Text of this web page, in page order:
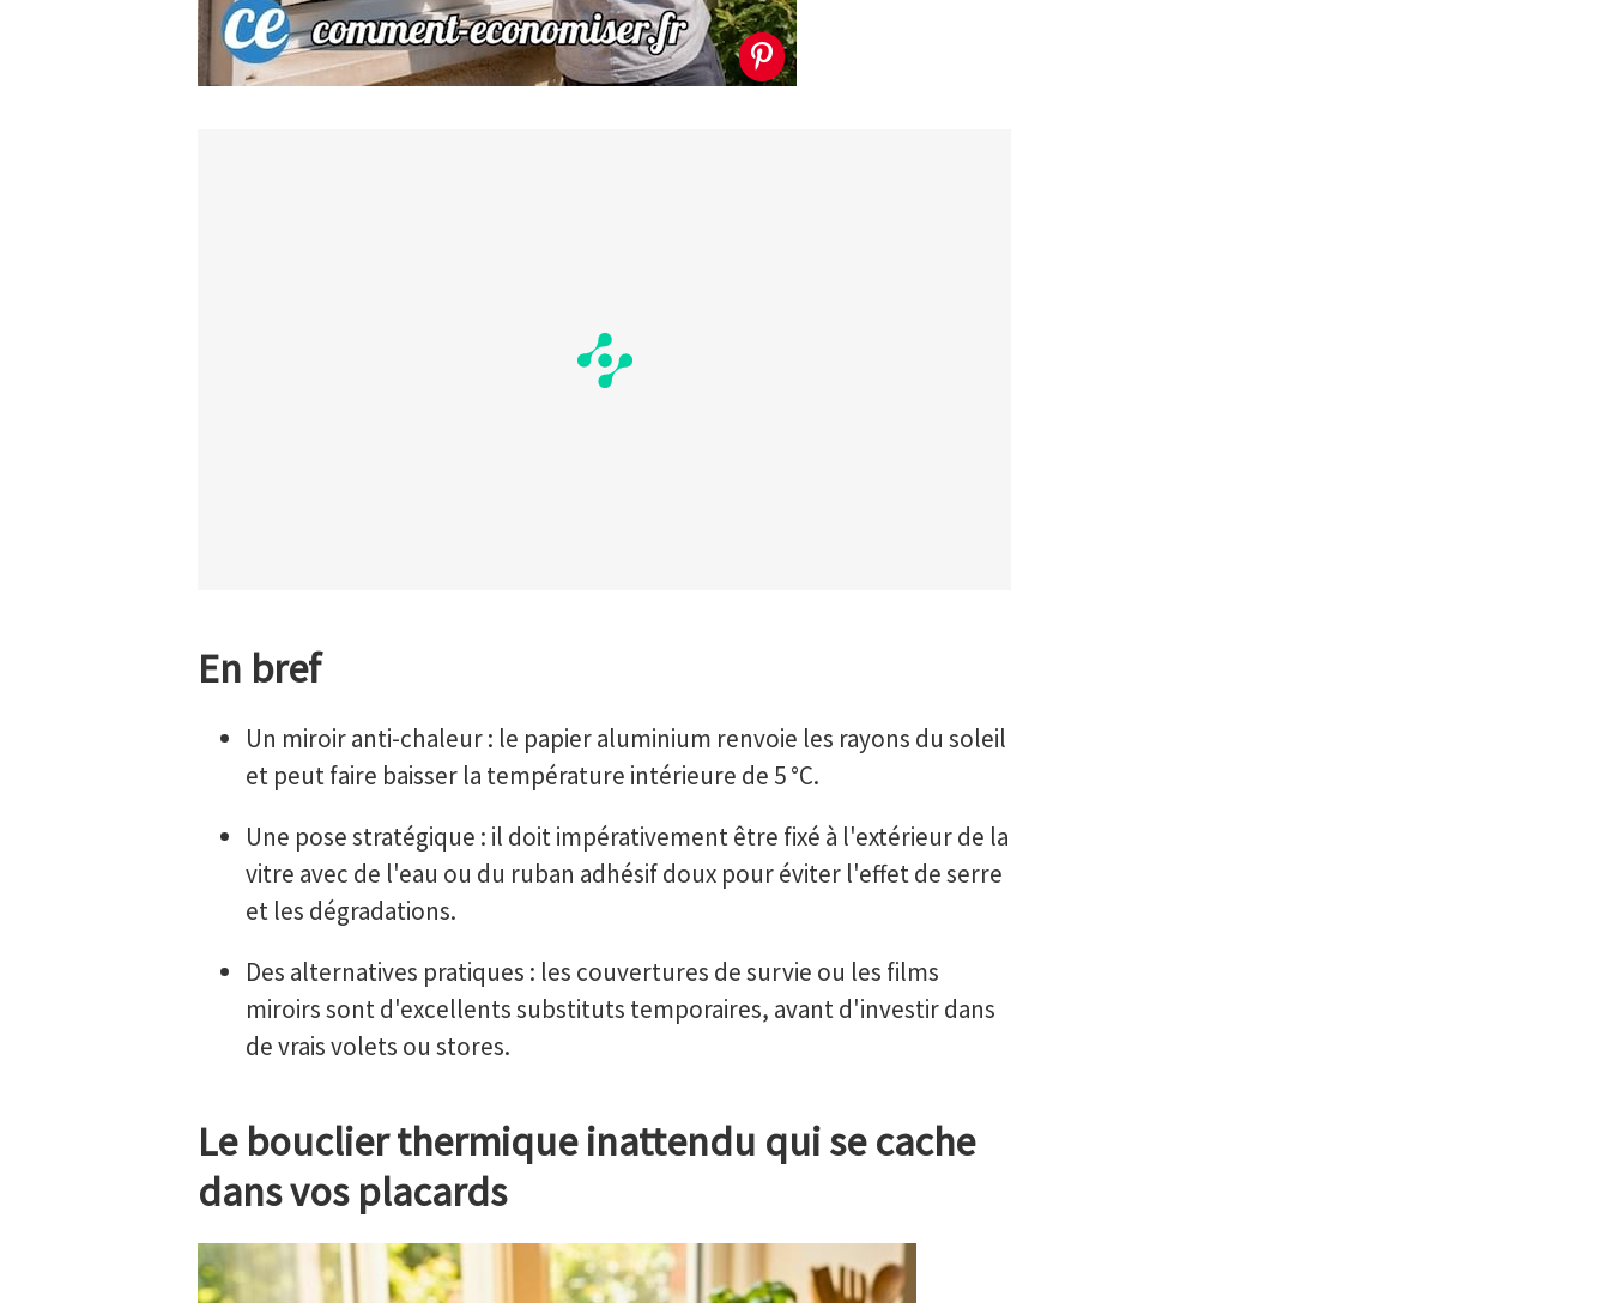
En bref
Un miroir anti-chaleur : le papier aluminium renvoie les rayons du soleil
et peut faire baisser la température intérieure de 5 °C.
Une pose stratégique : il doit impérativement être fixé à l'extérieur de la
vitre avec de l'eau ou du ruban adhésif doux pour éviter l'effet de serre
et les dégradations.
Des alternatives pratiques : les couvertures de survie ou les films
miroirs sont d'excellents substituts temporaires, avant d'investir dans
de vrais volets ou stores.
Le bouclier thermique inattendu qui se cache
dans vos placards